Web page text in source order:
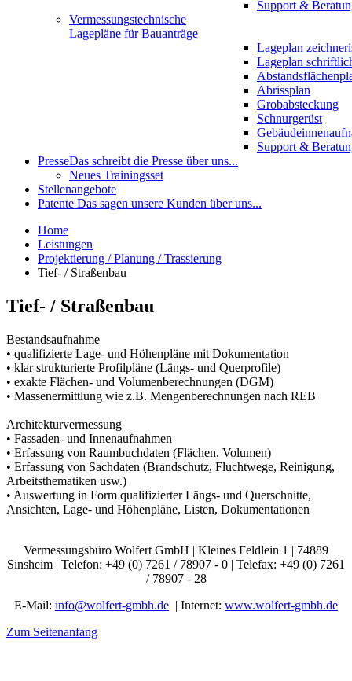
Support &
Vermessungstechnische
Lagepläne für Bauanträge
Lageplan
Lageplan
Abrissplan
Grobabsteckung
Schnurgerüst
Support &
PresseDas schreibt die Presse über uns...
Neues Trainingsset
Stellenangebote
Patente Das sagen unsere Kunden über uns...
Home
Leistungen
Projektierung / Planung / Trassierung
Tief- / Straßenbau
Tief- / Straßenbau
Bestandsaufnahme
• qualifizierte Lage- und Höhenpläne mit Dokumentation
• klar strukturierte Profilpläne (Längs- und Querprofile)
• exakte Flächen- und Volumenberechnungen (DGM)
• Massenermittlung wie z.B. Mengenberechnungen nach REB
Architekturvermessung
• Fassaden- und Innenaufnahmen
• Erfassung von Raumbuchdaten (Flächen, Volumen)
• Erfassung von Sachdaten (Brandschutz, Fluchtwege, Reinigung,
Arbeitsthematiken usw.)
• Auswertung in Form qualifizierter Längs- und Querschnitte,
Ansichten, Lage- und Höhenpläne, Listen, Dokumentationen
Vermessungsbüro Wolfert GmbH | Kleines Feldlein 1 | 74889
Sinsheim | Telefon: +49 (0) 7261 / 78907 - 0 | Telefax: +49 (0) 7261
/ 78907 - 28
E-Mail: info@wolfert-gmbh.de | Internet: www.wolfert-gmbh.de
Zum Seitenanfang